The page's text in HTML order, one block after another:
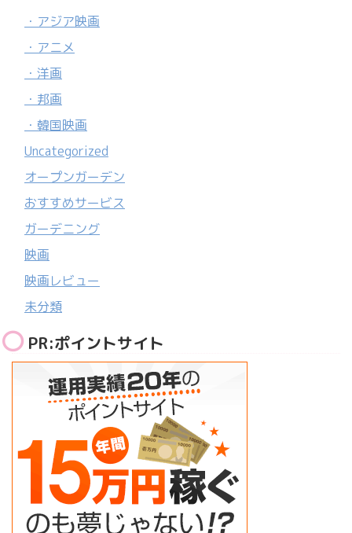
・アジア映画
・アニメ
・洋画
・邦画
・韓国映画
Uncategorized
オープンガーデン
おすすめサービス
ガーデニング
映画
映画レビュー
未分類
PR:ポイントサイト